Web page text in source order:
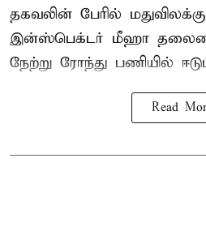
தகவலின் பேரில்
இன்ஸ்பெக்டர் மீஹா
நேற்று ரோந்து பணியில்
Read